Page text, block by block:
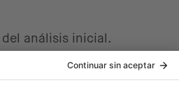
análisis inicial.
Is" de sistemas sin
para realizar una